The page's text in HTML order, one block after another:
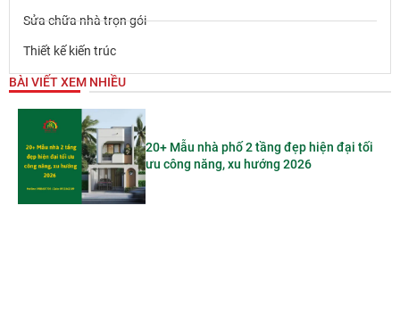
Sửa chữa nhà trọn gói
Thiết kế kiến trúc
BÀI VIẾT XEM NHIỀU
20+ Mẫu nhà phố 2 tầng đẹp hiện đại tối
ưu công năng, xu hướng 2026